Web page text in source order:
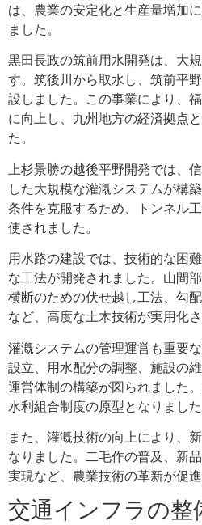
は、農業の安定化と生産量増加
ました。
黒田長政の筑前用水開発は、大
す。筑後川から取水し、筑前平
設しました。この事業により、
に向上し、九州地方の経済拠点
た。
上杉景勝の越後平野開発では、
した大規模な灌漑システムが構
条件を克服するため、トンネル
使されました。
用水路の建設では、技術的な困
な工法が開発されました。山間
横断のための伏せ越し工法、勾
など、高度な土木技術が実用化さ
灌漑システムの管理運営も重要
設立、用水配分の調整、施設の
運営体制の構築が図られました
水利組合制度の原型となりました
また、灌漑技術の向上により、
なりました。二毛作の普及、新
実現など、農業技術の革新が促進
交通インフラの整